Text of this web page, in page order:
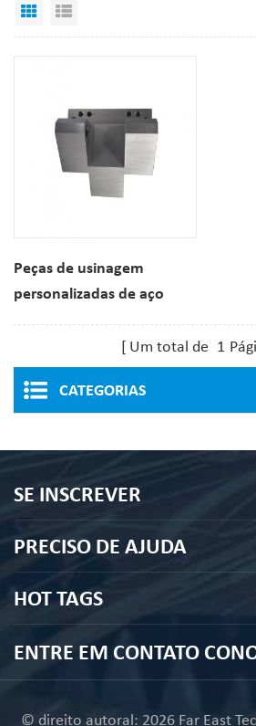
Visualização em grade
Peças de usinagem
personalizadas de aço
pré-endurecido avançado
Um total de 1
CATEGORIAS
SE INSCREVER
PRECISO DE AJUDA
HOT TAGS
ENTRE EM CONTATO
© direito autoral: 2026 Far East